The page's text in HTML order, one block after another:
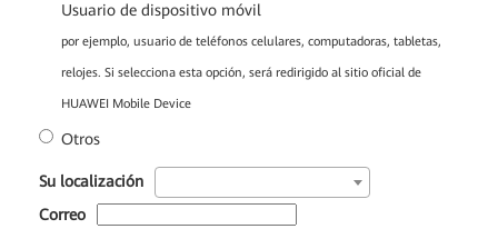
Usuario de dispositivo móvil
por ejemplo, usuario de teléfonos celulares, computadoras, tabletas,
relojes. Si selecciona esta opción, será redirigido al sitio oficial de
HUAWEI Mobile Device
Otros
Su localización
Correo